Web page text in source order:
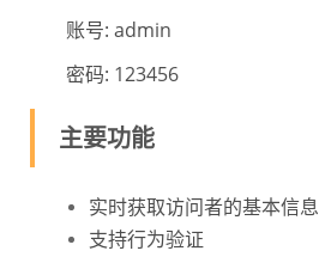
账号: admin
密码: 123456
主要功能
实时获取访问者的基本信息
支持行为验证